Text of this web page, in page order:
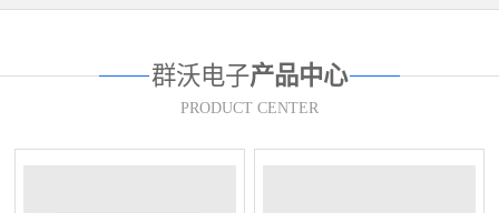
群沃电子产品中心
PRODUCT CENTER